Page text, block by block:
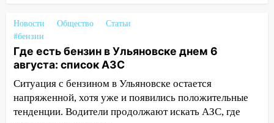
Ульяновской области
20:04 Ульяновцев приглашают на забег,
посвящённый Дню воздушного флота
России
19:12 В Ульяновской области
руководителя частной компании
Новости Общество
Статьи
#бензин
Где есть бензин в Ульяновске днем 6
августа: список АЗС
Ситуация с бензином в Ульяновске остается
напряженной, хотя уже и появились положительные
тенденции. Водители продолжают искать АЗС, где